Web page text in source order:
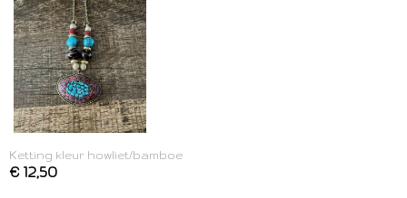
Ketting kleur howliet/bamboe
€ 12,50